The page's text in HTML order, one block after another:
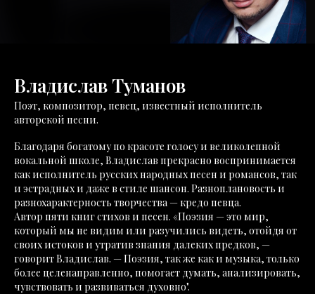
Владислав Туманов
Поэт, композитор, певец, известный исполнитель
авторской песни.
Благодаря богатому по красоте голосу и великолепной
вокальной школе, Владислав прекрасно воспринимается
как исполнитель русских народных песен и романсов, так
и эстрадных и даже в стиле шансон. Разноплановость и
разнохарактерность творчества — кредо певца.
Автор пяти книг стихов и песен. «Поэзия — это мир,
который мы не видим или разучились видеть, отойдя от
своих истоков и утратив знания далеких предков, —
говорит Владислав. — Поэзия, так же как и музыка, только
более целенаправленно, помогает думать, анализировать,
чувствовать и развиваться духовно".